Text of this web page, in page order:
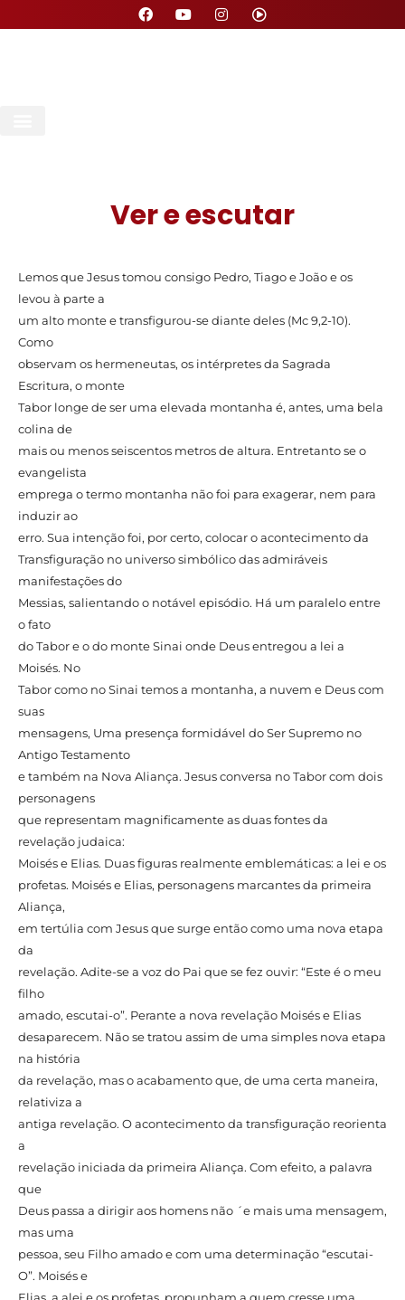
Ver e escutar
Lemos que Jesus tomou consigo Pedro, Tiago e João e os
levou à parte a
um alto monte e transfigurou-se diante deles (Mc 9,2-10).
Como
observam os hermeneutas, os intérpretes da Sagrada
Escritura, o monte
Tabor longe de ser uma elevada montanha é, antes, uma bela
colina de
mais ou menos seiscentos metros de altura. Entretanto se o
evangelista
emprega o termo montanha não foi para exagerar, nem para
induzir ao
erro. Sua intenção foi, por certo, colocar o acontecimento da
Transfiguração no universo simbólico das admiráveis
manifestações do
Messias, salientando o notável episódio. Há um paralelo entre
o fato
do Tabor e o do monte Sinai onde Deus entregou a lei a
Moisés. No
Tabor como no Sinai temos a montanha, a nuvem e Deus com
suas
mensagens, Uma presença formidável do Ser Supremo no
Antigo Testamento
e também na Nova Aliança. Jesus conversa no Tabor com dois
personagens
que representam magnificamente as duas fontes da
revelação judaica:
Moisés e Elias. Duas figuras realmente emblemáticas: a lei e os
profetas. Moisés e Elias, personagens marcantes da primeira
Aliança,
em tertúlia com Jesus que surge então como uma nova etapa
da
revelação. Adite-se a voz do Pai que se fez ouvir: “Este é o meu
filho
amado, escutai-o”. Perante a nova revelação Moisés e Elias
desaparecem. Não se tratou assim de uma simples nova etapa
na história
da revelação, mas o acabamento que, de uma certa maneira,
relativiza a
antiga revelação. O acontecimento da transfiguração reorienta
a
revelação iniciada da primeira Aliança. Com efeito, a palavra
que
Deus passa a dirigir aos homens não ´e mais uma mensagem,
mas uma
pessoa, seu Filho amado e com uma determinação “escutai-
O”. Moisés e